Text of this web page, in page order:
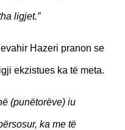
ligjet.”
Hazeri pranon se
ekzistues ka të meta.
(punëtorëve) iu
ka me të